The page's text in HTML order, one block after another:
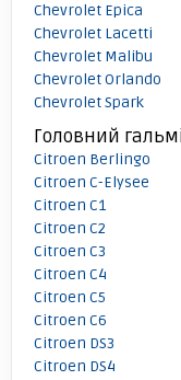
Chevrolet Epica
Chevrolet Lacetti
Chevrolet Malibu
Chevrolet Orlando
Chevrolet Spark
Головний
Citroen Berlingo
Citroen C-Elysee
Citroen C1
Citroen C2
Citroen C3
Citroen C4
Citroen C5
Citroen C6
Citroen DS3
Citroen DS4